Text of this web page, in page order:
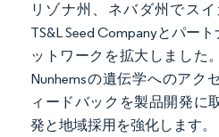
リゾナ州、ネバダ州でス
TS&L Seed Companyとパー
ットワークを拡大しました
Nunhemsの遺伝学へのアク
ィードバックを製品開発に
発と地域採用を強化します。